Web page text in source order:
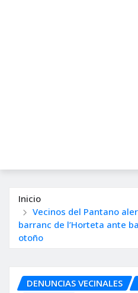
Inicio
Vecinos del Pantano
barranc de l’Horteta ante
otoño
DENUNCIAS VECINALES